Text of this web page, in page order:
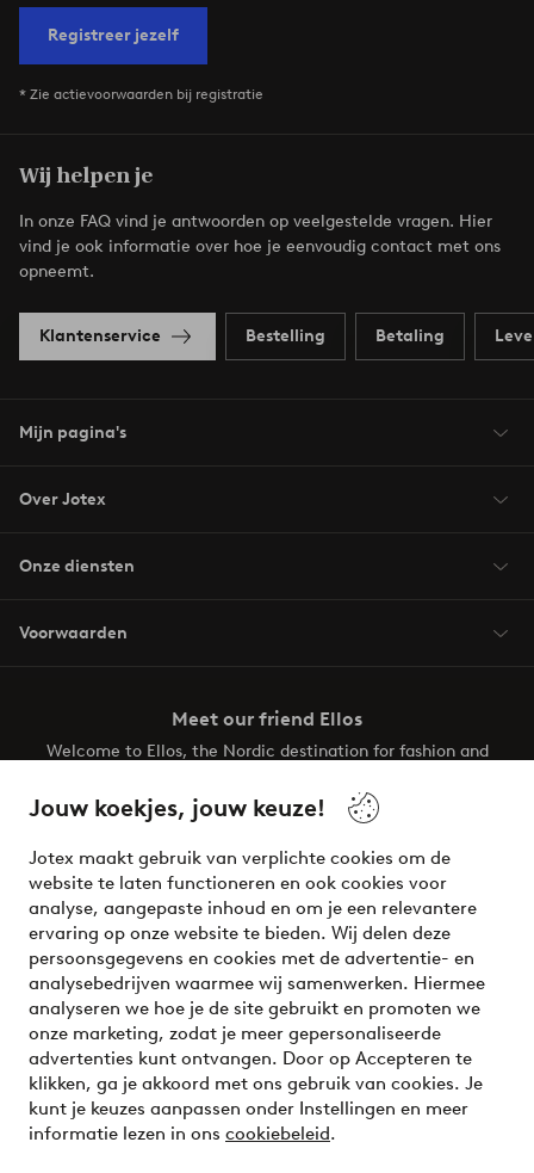
Jouw koekjes, jouw keuze!
Jotex maakt gebruik van verplichte cookies om de
website te laten functioneren en ook cookies voor
analyse, aangepaste inhoud en om je een relevantere
ervaring op onze website te bieden. Wij delen deze
persoonsgegevens en cookies met de advertentie- en
analysebedrijven waarmee wij samenwerken. Hiermee
analyseren we hoe je de site gebruikt en promoten we
onze marketing, zodat je meer gepersonaliseerde
advertenties kunt ontvangen. Door op Accepteren te
klikken, ga je akkoord met ons gebruik van cookies. Je
kunt je keuzes aanpassen onder Instellingen en meer
informatie lezen in ons cookiebeleid.
Registreer jezelf
* Zie actievoorwaarden bij registratie
Wij helpen je
In onze FAQ vind je antwoorden op veelgestelde vragen. Hier
vind je ook informatie over hoe je eenvoudig contact met ons
opneemt.
Klantenservice Bestelling Betaling
Mijn pagina's
Over Jotex
Onze diensten
Voorwaarden
Meet our friend Ellos
Welcome to Ellos, the Nordic destination for fashion and
your wardrobe. Your next inspiring look is here!
Veilig betalen - Nu betalen of opsplitsen
Wil je meer weten over onze betaalopties?